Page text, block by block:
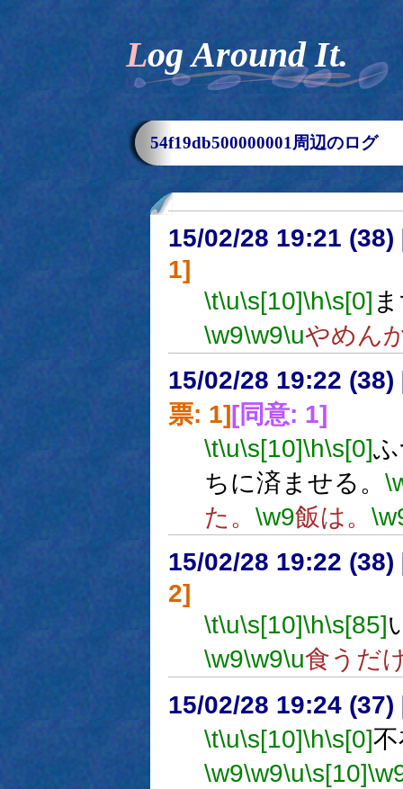
Log Around It.
54f19db500000001周辺のログ
15/02/28 19:21 (38)
1]
\t\u\s[10]\h\s[0]
\w9\w9\uやめん
15/02/28 19:22 (38)
票: 1][同意: 1]
\t\u\s[10]\h\s[0]
ちに済ませる。
た。 \w9飯は。
15/02/28 19:22 (38)
2]
\t\u\s[10]\h\s[85]
\w9\w9\u食うだ
15/02/28 19:24 (37)
\t\u\s[10]\h\s[0]
\w9\w9\u\s[10]